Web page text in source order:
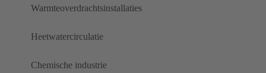
Warmteoverdrachtsinstallaties
Heetwatercirculatie
Chemische industrie